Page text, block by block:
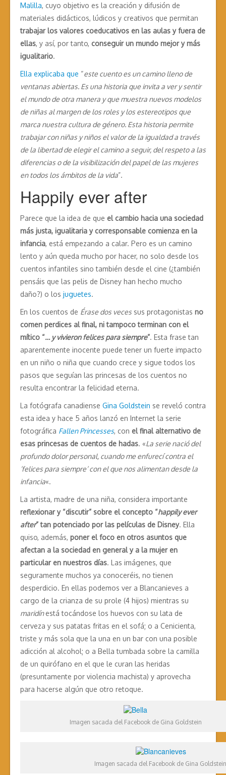
Malilla, cuyo objetivo es la creación y difusión de
materiales didácticos, lúdicos y creativos que permitan
trabajar los valores coeducativos en las aulas y fuera de
ellas, y así, por tanto, conseguir un mundo mejor y más
igualitario.
Ella explicaba que “este cuento es un camino lleno de
ventanas abiertas. Es una historia que invita a ver y sentir
el mundo de otra manera y que muestra nuevos modelos
de niñas al margen de los roles y los estereotipos que
marca nuestra cultura de género. Esta historia permite
trabajar con niñas y niños el valor de la igualdad a través
de la libertad de elegir el camino a seguir, del respeto a las
diferencias o de la visibilización del papel de las mujeres
en todos los ámbitos de la vida”.
Happily ever after
Parece que la idea de que el cambio hacia una sociedad
más justa, igualitaria y corresponsable comienza en la
infancia, está empezando a calar. Pero es un camino
lento y aún queda mucho por hacer, no solo desde los
cuentos infantiles sino también desde el cine (¿también
pensáis que las pelis de Disney han hecho mucho
daño?) o los juguetes.
En los cuentos de Érase dos veces sus protagonistas no
comen perdices al final, ni tampoco terminan con el
mítico “… y vivieron felices para siempre”. Esta frase tan
aparentemente inocente puede tener un fuerte impacto
en un niño o niña que cuando crece y sigue todos los
pasos que seguían las princesas de los cuentos no
resulta encontrar la felicidad eterna.
La fotógrafa canadiense Gina Goldstein se reveló contra
esta idea y hace 5 años lanzó en Internet la serie
fotográfica Fallen Princesses, con el final alternativo de
esas princesas de cuentos de hadas. «La serie nació del
profundo dolor personal, cuando me enfurecí contra el
’felices para siempre’ con el que nos alimentan desde la
infancia«.
La artista, madre de una niña, considera importante
reflexionar y “discutir” sobre el concepto “happily ever
after” tan potenciado por las películas de Disney. Ella
quiso, además, poner el foco en otros asuntos que
afectan a la sociedad en general y a la mujer en
particular en nuestros días. Las imágenes, que
seguramente muchos ya conoceréis, no tienen
desperdicio. En ellas podemos ver a Blancanieves a
cargo de la crianza de su prole (4 hijos) mientras su
maridínestá tocándose los huevos con su lata de
cerveza y sus patatas fritas en el sofá; o a Cenicienta,
triste y más sola que la una en un bar con una posible
adicción al alcohol; o a Bella tumbada sobre la camilla
de un quirófano en el que le curan las heridas
(presuntamente por violencia machista) y aprovecha
para hacerse algún que otro retoque.
Imagen sacada del Facebook de Gina Goldstein
Imagen sacada del Facebook de Gina